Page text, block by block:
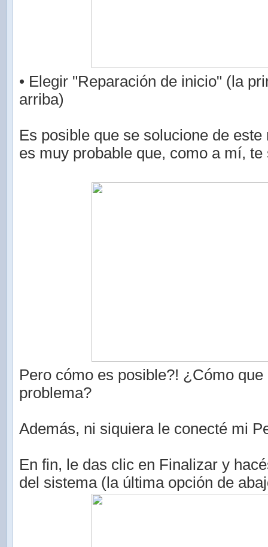
• Elegir "Reparación de inicio" (la
arriba)
Es posible que se solucione de
es muy probable que, como a mí,
Pero cómo es posible?! ¿Cómo que
problema?
Además, ni siquiera le conecté mi
En fin, le das clic en Finalizar y
del sistema (la última opción de